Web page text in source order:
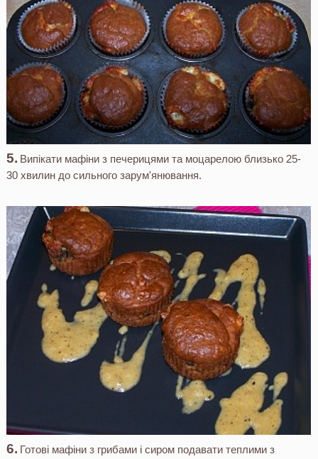
Випікати мафіни з печерицями та моцарелою близько 25-
30 хвилин до сильного зарум'янювання.
Готові мафіни з грибами і сиром подавати теплими з